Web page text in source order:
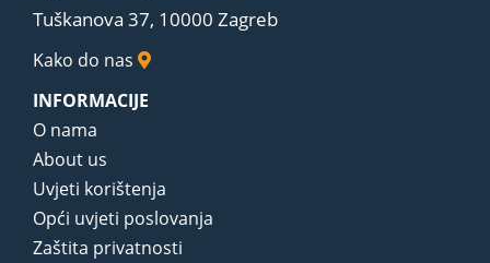
Tuškanova 37, 10000 Zagreb
Kako do nas
INFORMACIJE
O nama
About us
Uvjeti korištenja
Opći uvjeti poslovanja
Zaštita privatnosti